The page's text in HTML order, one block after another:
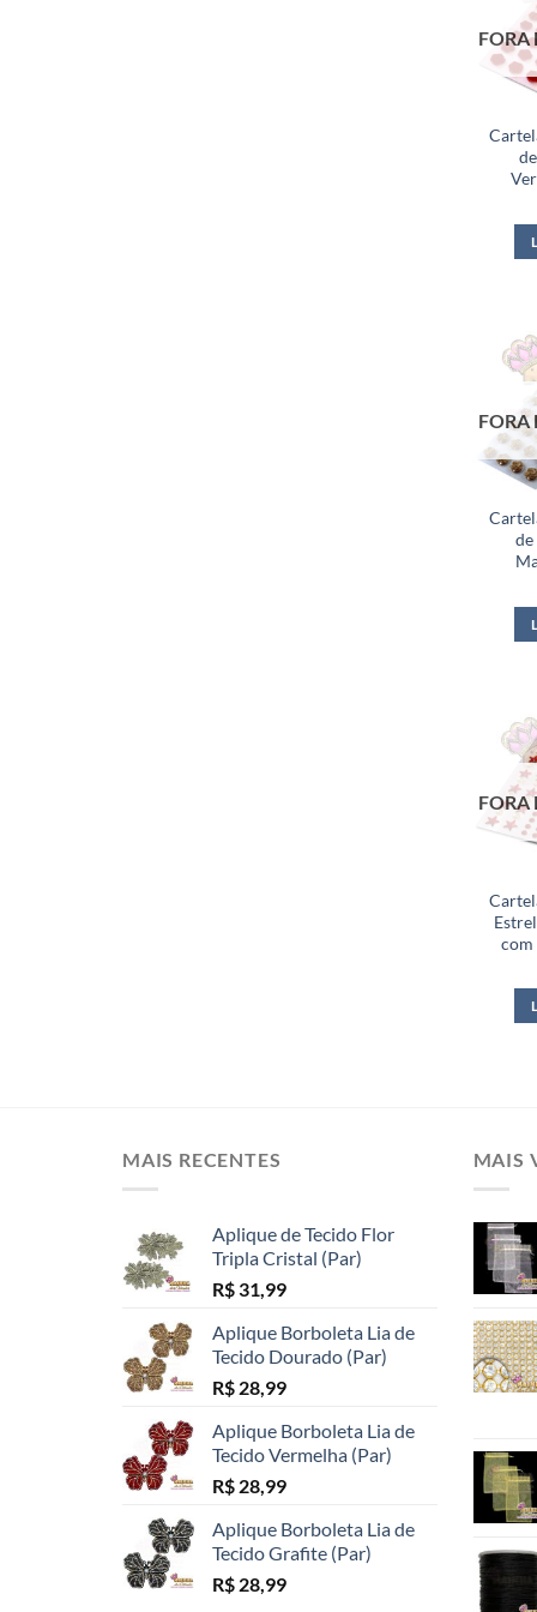
FORA
FORA
FORA
com
MAIS RECENTES
Aplique de Tecido Flor
Tripla Cristal (Par)
R$ 31,99
Aplique Borboleta Lia de
Tecido Dourado (Par)
R$ 28,99
Aplique Borboleta Lia de
Tecido Vermelha (Par)
R$ 28,99
Aplique Borboleta Lia de
Tecido Grafite (Par)
R$ 28,99
MAIS